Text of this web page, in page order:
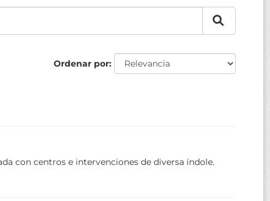
Ordenar por
con centros e intervenciones de diversa índole.